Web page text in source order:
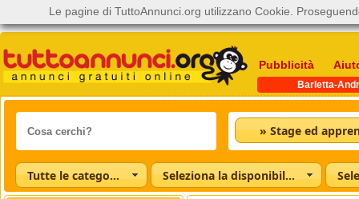
Pubblicità
Barletta-
Tutte le categorie Seleziona la disponibilità
Le pagine di TuttoAnnunci.org utilizzano Cookie.